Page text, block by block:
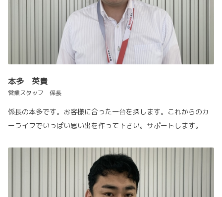
本多 英貴
営業スタッフ 係長
係長の本多です。お客様に合った一台を探します。これからのカ
ーライフでいっぱい思い出を作って下さい。サポートします。